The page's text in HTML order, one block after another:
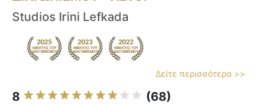
Studios Irini Lefkada
Δείτε περισσότερα >>
8 (68)